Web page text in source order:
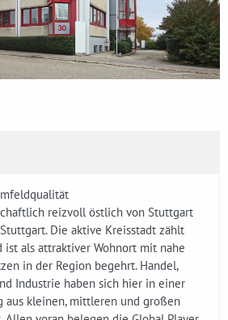
reizvoll östlich von Stuttgart
Die aktive Kreisstadt zählt
ist als attraktiver Wohnort mit nahe
in der Region begehrt. Handel,
Industrie haben sich hier in einer
aus kleinen, mittleren und großen